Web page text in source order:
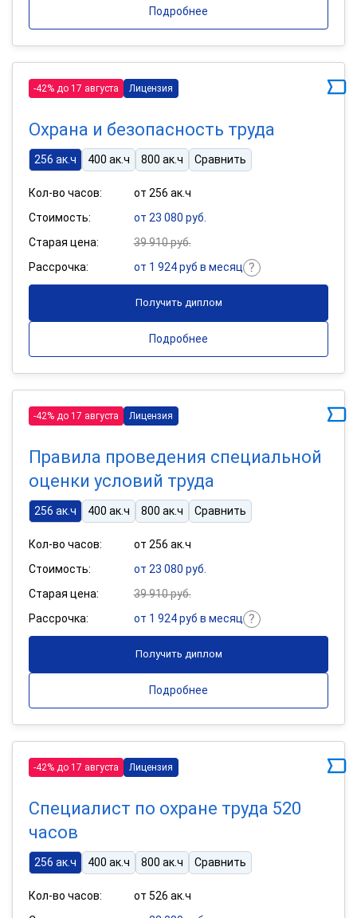
Подробнее
-42% до 17 августа Лицензия
Охрана и безопасность труда
256 ак.ч 400 ак.ч 800 ак.ч Сравнить
Кол-во часов:
от 256 ак.ч
Стоимость:
от 23 080 руб.
Старая цена:
39 910 руб.
Рассрочка:
от 1 924 руб в месяц
Получить диплом
Подробнее
-42% до 17 августа Лицензия
Правила проведения специальной
оценки условий труда
256 ак.ч 400 ак.ч 800 ак.ч Сравнить
Кол-во часов:
от 256 ак.ч
Стоимость:
от 23 080 руб.
Старая цена:
39 910 руб.
Рассрочка:
от 1 924 руб в месяц
Получить диплом
Подробнее
-42% до 17 августа Лицензия
Специалист по охране труда 520
часов
256 ак.ч 400 ак.ч 800 ак.ч Сравнить
Кол-во часов:
от 526 ак.ч